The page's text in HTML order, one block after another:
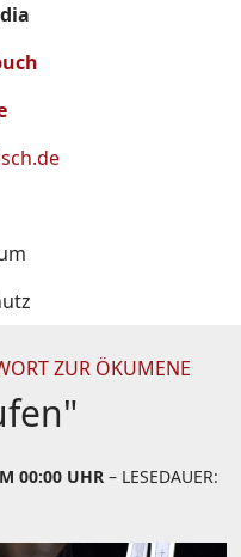
ZUR ÖKUMENE
00:00 UHR – LESEDAUER: